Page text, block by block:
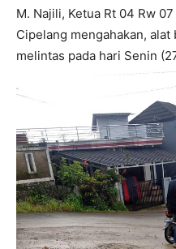
M. Najili, Ketua Rt 04 Rw
Cipelang mengahakan,
melintas pada hari Senin